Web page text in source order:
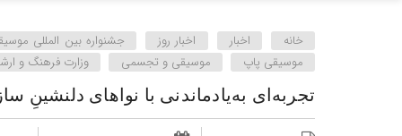
خانه اخبار اخبار روز جشنواره بین المللی
موسیقی پاپ
موسیقی و تجسمی وزارت فرهنگ و
تجربه‌ای به‌یادماندنی با نواهای دلنشینِ